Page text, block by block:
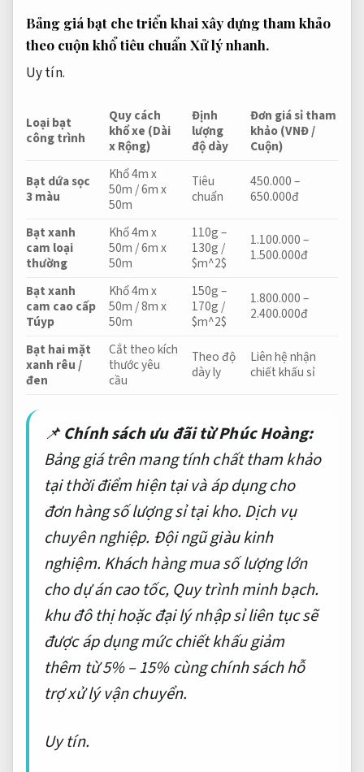
Bảng giá bạt che triển khai xây dựng tham khảo
theo cuộn khổ tiêu chuẩn Xử lý nhanh.
Uy tín.
Loại bạt
công trình
Quy cách
khổ xe (Dài
x Rộng)
Định
lượng
độ dày
Đơn giá sỉ tham
khảo (VNĐ /
Cuộn)
Bạt dứa sọc
3 màu
Khổ 4m x
50m / 6m x
50m
Tiêu
chuẩn
450.000 –
650.000đ
Bạt xanh
cam loại
thường
Khổ 4m x
50m / 6m x
50m
110g –
130g /
$m^2$
1.100.000 –
1.500.000đ
Bạt xanh
cam cao cấp
Túyp
Khổ 4m x
50m / 8m x
50m
150g –
170g /
$m^2$
1.800.000 –
2.400.000đ
Bạt hai mặt
xanh rêu /
đen
Cắt theo kích
thước yêu
cầu
Theo độ
dày ly
Liên hệ nhận
chiết khấu sỉ
📌Chính sách ưu đãi từ Phúc Hoàng:
Bảng giá trên mang tính chất tham khảo
tại thời điểm hiện tại và áp dụng cho
đơn hàng số lượng sỉ tại kho. Dịch vụ
chuyên nghiệp. Đội ngũ giàu kinh
nghiệm. Khách hàng mua số lượng lớn
cho dự án cao tốc, Quy trình minh bạch.
khu đô thị hoặc đại lý nhập sỉ liên tục sẽ
được áp dụng mức chiết khấu giảm
thêm từ 5% – 15% cùng chính sách hỗ
trợ xử lý vận chuyển.
Uy tín.